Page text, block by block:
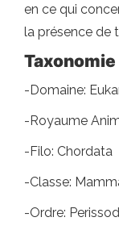
en ce qui
la présence de
Taxonomie
-Domaine:
-Royaume
-Filo: Chordata
-Classe:
-Ordre: